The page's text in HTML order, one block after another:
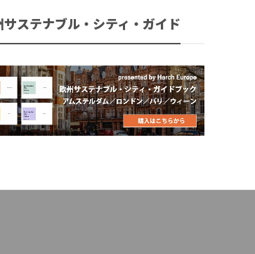
サステナブル・シティ・ガイド